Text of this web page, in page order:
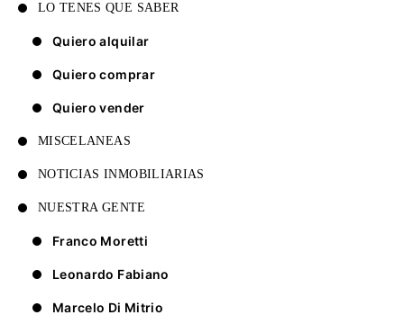
LO TENES QUE SABER
Quiero alquilar
Quiero comprar
Quiero vender
MISCELANEAS
NOTICIAS INMOBILIARIAS
NUESTRA GENTE
Franco Moretti
Leonardo Fabiano
Marcelo Di Mitrio